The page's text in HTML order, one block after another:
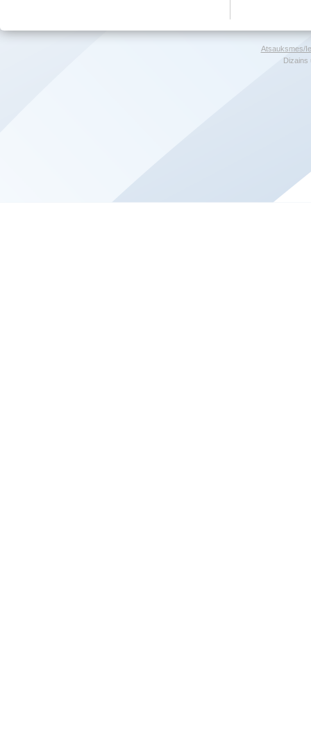
Atsauksmes/
Dizains